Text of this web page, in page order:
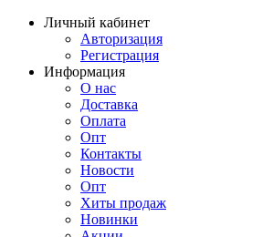
Личный кабинет
Авторизация
Регистрация
Информация
О нас
Доставка
Оплата
Опт
Контакты
Новости
Опт
Хиты продаж
Новинки